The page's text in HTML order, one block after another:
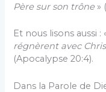
Père sur son trône»
Et nous lisons aussi :
régnèrent avec
(Apocalypse 20:4).
Dans la Parole de